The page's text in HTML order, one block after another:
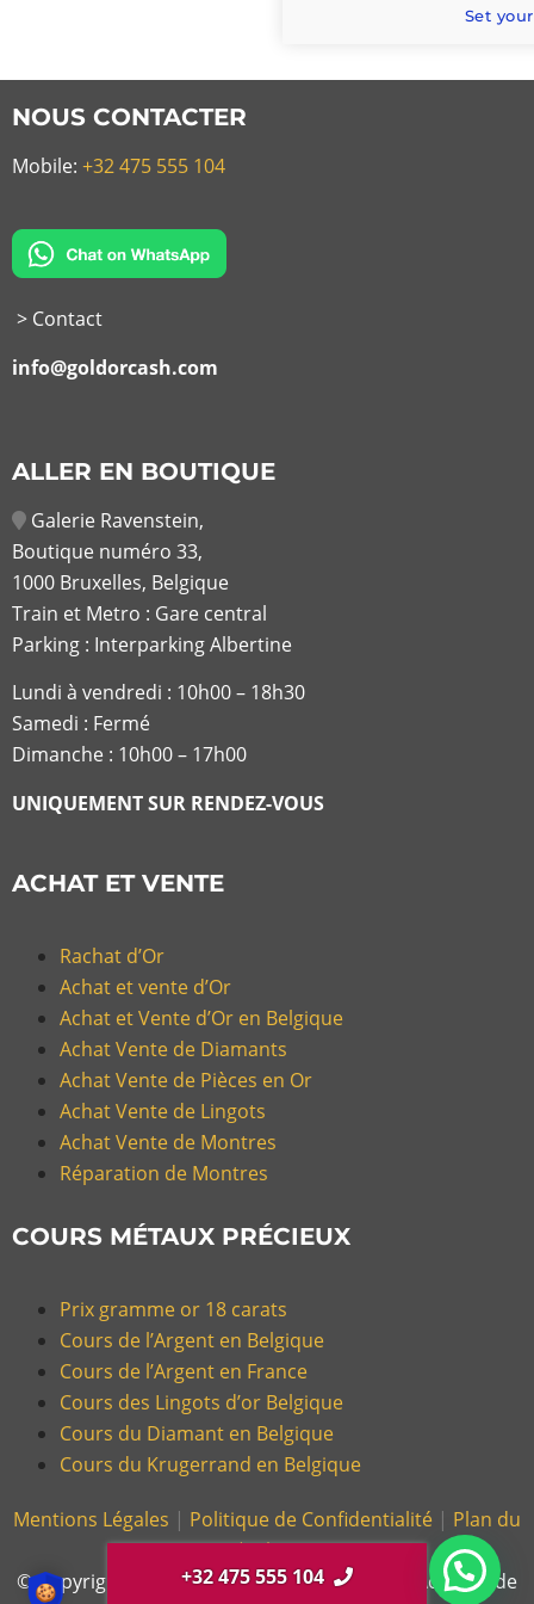
NOUS CONTACTER
Mobile: +32 475 555 104
> Contact
info@goldorcash.com
+32 475 555 104
ALLER EN BOUTIQUE
Galerie Ravenstein,
Boutique numéro 33,
1000 Bruxelles, Belgique
Train et Metro : Gare central
Parking : Interparking Albertine
Lundi à vendredi : 10h00 – 18h30
Samedi : Fermé
Dimanche : 10h00 – 17h00
UNIQUEMENT SUR RENDEZ-VOUS
ACHAT ET VENTE
Rachat d’Or
Achat et vente d’Or
Achat et Vente d’Or en Belgique
Achat Vente de Diamants
Achat Vente de Pièces en Or
Achat Vente de Lingots
Achat Vente de Montres
Réparation de Montres
COURS MÉTAUX PRÉCIEUX
Prix gramme or 18 carats
Cours de l’Argent en Belgique
Cours de l’Argent en France
Cours des Lingots d’or Belgique
Cours du Diamant en Belgique
Cours du Krugerrand en Belgique
Mentions Légales | Politique de Confidentialité | Plan du
Site |Glossaire
© Copyright 2026, Gold Or Cash – Magasin d’Achat et de
Set